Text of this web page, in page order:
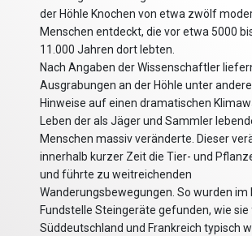
der Höhle Knochen von etwa zwölf
Menschen entdeckt, die vor etwa 5000
11.000 Jahren dort lebten.
Nach Angaben der Wissenschaftler
Ausgrabungen an der Höhle unter
Hinweise auf einen dramatischen
Leben der als Jäger und Sammler
Menschen massiv veränderte. Dieser
innerhalb kurzer Zeit die Tier- und
und führte zu weitreichenden
Wanderungsbewegungen. So wurden im
Fundstelle Steingeräte gefunden, wie
Süddeutschland und Frankreich typisch